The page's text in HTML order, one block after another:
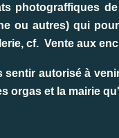
photograffiques
ou autres) qui
, cf. Vente aux
sentir autorisé à
orgas et la mairie